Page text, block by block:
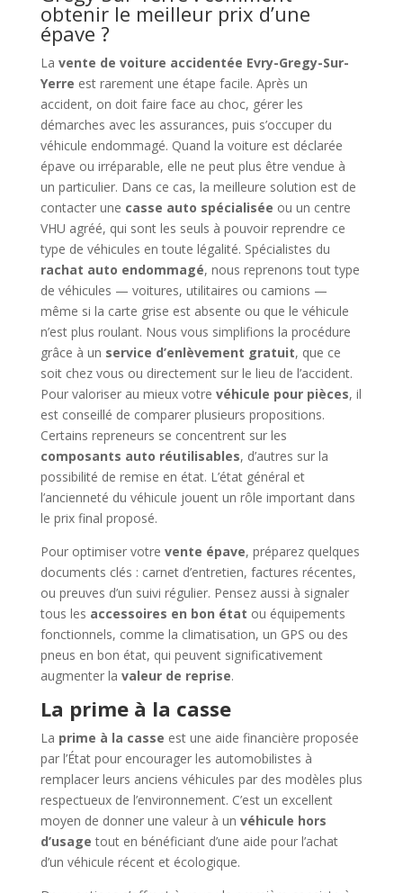
obtenir le meilleur prix d’une
épave ?
La vente de voiture accidentée Evry-Gregy-Sur-
Yerre est rarement une étape facile. Après un
accident, on doit faire face au choc, gérer les
démarches avec les assurances, puis s’occuper du
véhicule endommagé. Quand la voiture est déclarée
épave ou irréparable, elle ne peut plus être vendue à
un particulier. Dans ce cas, la meilleure solution est de
contacter une casse auto spécialisée ou un centre
VHU agréé, qui sont les seuls à pouvoir reprendre ce
type de véhicules en toute légalité. Spécialistes du
rachat auto endommagé, nous reprenons tout type
de véhicules — voitures, utilitaires ou camions —
même si la carte grise est absente ou que le véhicule
n’est plus roulant. Nous vous simplifions la procédure
grâce à un service d’enlèvement gratuit, que ce
soit chez vous ou directement sur le lieu de l’accident.
Pour valoriser au mieux votre véhicule pour pièces, il
est conseillé de comparer plusieurs propositions.
Certains repreneurs se concentrent sur les
composants auto réutilisables, d’autres sur la
possibilité de remise en état. L’état général et
l’ancienneté du véhicule jouent un rôle important dans
le prix final proposé.
Pour optimiser votre vente épave, préparez quelques
documents clés : carnet d’entretien, factures récentes,
ou preuves d’un suivi régulier. Pensez aussi à signaler
tous les accessoires en bon état ou équipements
fonctionnels, comme la climatisation, un GPS ou des
pneus en bon état, qui peuvent significativement
augmenter la valeur de reprise.
La prime à la casse
La prime à la casse est une aide financière proposée
par l’État pour encourager les automobilistes à
remplacer leurs anciens véhicules par des modèles plus
respectueux de l’environnement. C’est un excellent
moyen de donner une valeur à un véhicule hors
d’usage tout en bénéficiant d’une aide pour l’achat
d’un véhicule récent et écologique.